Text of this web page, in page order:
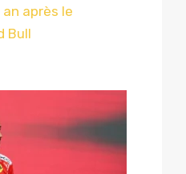
après le
Bull